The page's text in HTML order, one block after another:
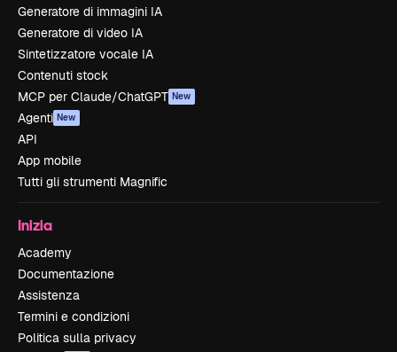
Generatore di immagini IA
Generatore di video IA
Sintetizzatore vocale IA
Contenuti stock
MCP per Claude/ChatGPT New
Agenti New
API
App mobile
Tutti gli strumenti Magnific
Inizia
Academy
Documentazione
Assistenza
Termini e condizioni
Politica sulla privacy